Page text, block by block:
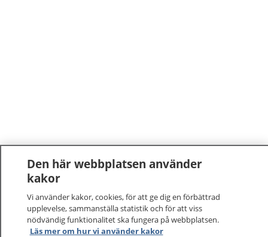
Den här webbplatsen använder
kakor
Vi använder kakor, cookies, för att ge dig en förbättrad
upplevelse, sammanställa statistik och för att viss
nödvändig funktionalitet ska fungera på webbplatsen.
Läs mer om hur vi använder kakor